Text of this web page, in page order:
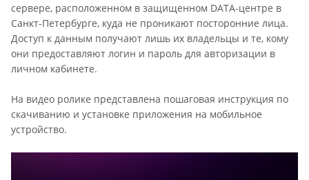
сервере, расположенном в защищенном DATA-центре в
Санкт-Петербурге, куда не проникают посторонние лица.
Доступ к данным получают лишь их владельцы и те, кому
они предоставляют логин и пароль для авторизации в
личном кабинете.
На видео ролике представлена пошаговая инструкция по
скачиванию и установке приложения на мобильное
устройство.